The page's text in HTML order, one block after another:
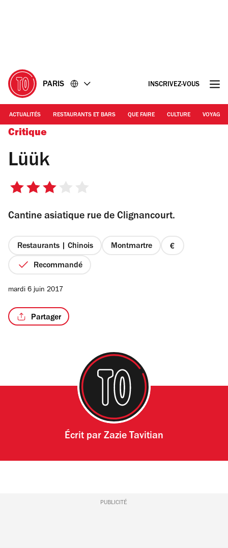
PARIS INSCRIVEZ-VOUS
ACTUALITÉS RESTAURANTS ET BARS QUE FAIRE CULTURE VOYAGE
Critique
Lüük
3
5
Cantine asiatique rue de Clignancourt.
Restaurants | Chinois Montmartre
prix
Recommandé
mardi 6 juin 2017
Partager
Écrit par Zazie Tavitian
PUBLICITÉ